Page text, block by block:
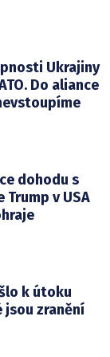
Ukrajiny
Do aliance
dohodu s
Trump v USA
k útoku
jsou zranění